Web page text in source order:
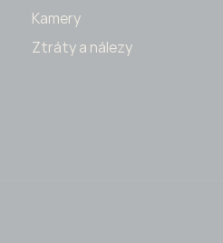
Kamery
Ztráty a nálezy